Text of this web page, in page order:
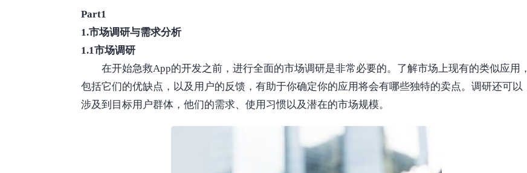
Part1
1.市场调研与需求分析
1.1市场调研
在开始急救App的开发之前，进行全面的市场调研是非常必要的。了解市场上现有的类似应用，
包括它们的优缺点，以及用户的反馈，有助于你确定你的应用将会有哪些独特的卖点。调研还可以
涉及到目标用户群体，他们的需求、使用习惯以及潜在的市场规模。